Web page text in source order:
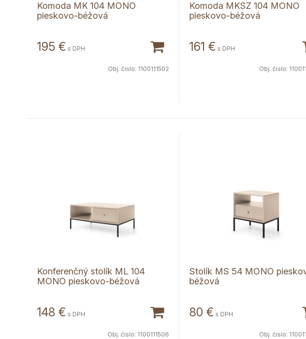
Komoda MK 104 MONO
pieskovo-béžová
195 € s DPH
Obj. čislo: 1100111502
Komoda MKSZ 104 MONO
pieskovo-béžová
161 € s DPH
Obj. čislo:
Konferenčný stolík ML 104
MONO pieskovo-béžová
148 € s DPH
Obj. čislo: 1100111506
Stolík MS 54 MONO
béžová
80 € s DPH
Obj. čislo: